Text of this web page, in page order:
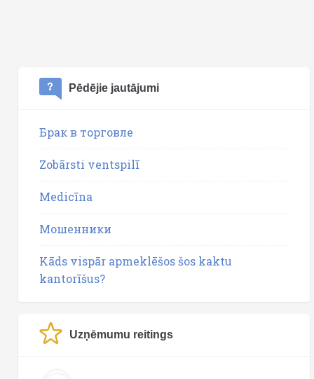
Pēdējie jautājumi
Брак в торговле
Zobārsti ventspilī
Medicīna
Мошенники
Kāds vispār apmeklēšos šos kaktu
kantorīšus?
Uzņēmumu reitings